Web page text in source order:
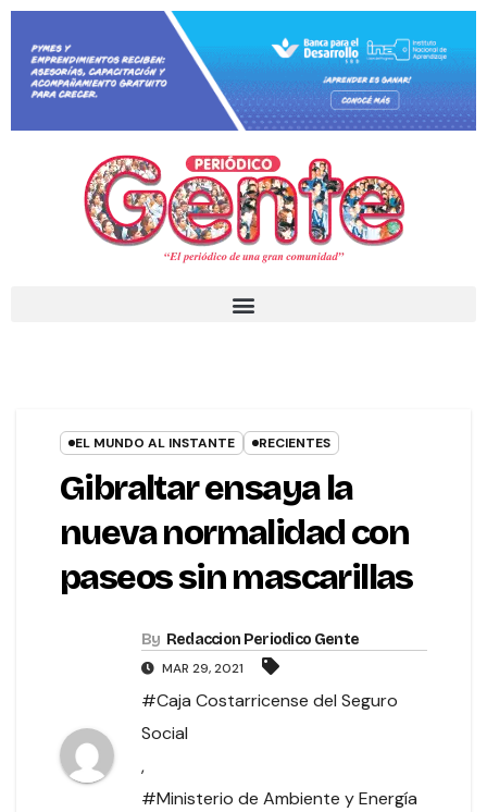
EL MUNDO AL INSTANTE RECIENTES
Gibraltar ensaya la
nueva normalidad con
paseos sin mascarillas
By Redaccion Periodico Gente
MAR 29, 2021
#Caja Costarricense del Seguro
Social
,
#Ministerio de Ambiente y Energía